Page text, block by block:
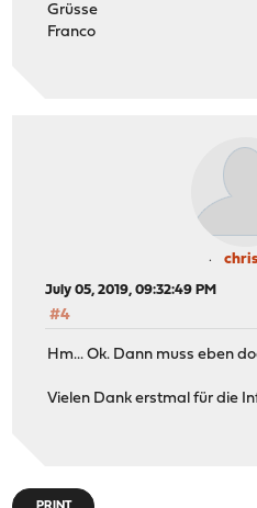
Grüsse
Franco
July 05, 2019, 09:32:49 PM
#4
Hm... Ok. Dann muss eben
Vielen Dank erstmal für die